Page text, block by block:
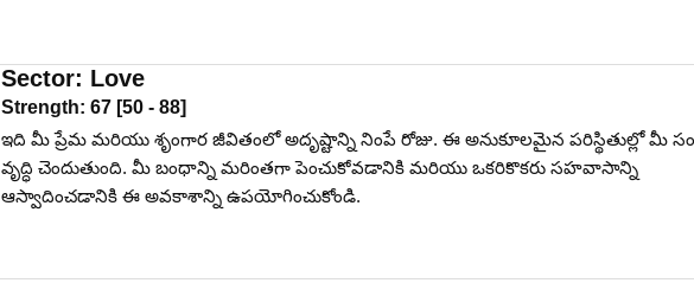
Sector: Love
Strength: 67 [50 - 88]
ఇది మీ ప్రేమ మరియు శృంగార జీవితంలో అదృష్టాన్ని నింపే రోజు. ఈ అనుకూలమైన పరిస్థితుల్లో మీ
వృద్ధి చెందుతుంది. మీ బంధాన్ని మరింతగా పెంచుకోవడానికి మరియు ఒకరికొకరు సహవాసాన్ని
ఆస్వాదించడానికి ఈ అవకాశాన్ని ఉపయోగించుకోండి.